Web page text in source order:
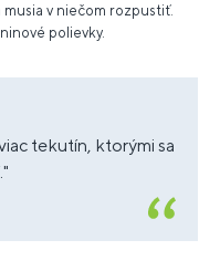
v niečom rozpustiť.
polievky.
tekutín, ktorými sa